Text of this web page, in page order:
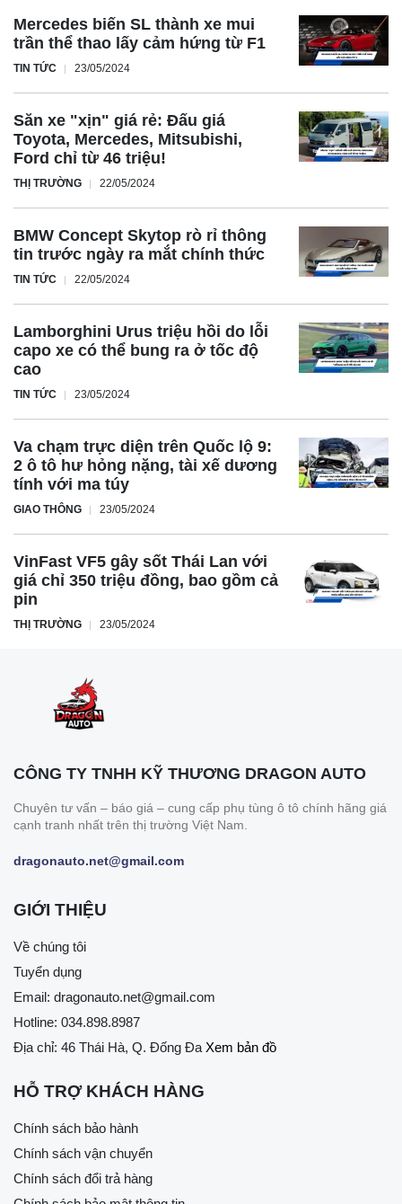
sẽ đẩy mạnh sản xuất nền tảng xe điện tại Trung Quốc
trong tương lai, đồng thời phát triển nền tảng mới với
Porsche.
Bên cạnh thương hiệu con Audi, Volkswagen đã thông báo
về việc ký thỏa thuận mua 4,99% cổ phần của Xpeng với
khoản đầu tư trị giá 700 triệu USD.
Hai doanh nghiệp có kế hoạch cùng phát triển hai mẫu xe
điện mang nhãn hiệu Volkswagen cho thị trường ô tô cỡ
Để không bỏ lỡ bất kỳ thông tin nào! Truy cập
Dragon
Mercedes biến SL thành xe mui
trần thể thao lấy cảm hứng từ F1
TIN TỨC 23/05/2024
Săn xe "xịn" giá rẻ: Đấu giá
Toyota, Mercedes, Mitsubishi,
Ford chỉ từ 46 triệu!
THỊ TRƯỜNG 22/05/2024
BMW Concept Skytop rò rỉ thông
tin trước ngày ra mắt chính thức
TIN TỨC 22/05/2024
Lamborghini Urus triệu hồi do lỗi
capo xe có thể bung ra ở tốc độ
cao
TIN TỨC 23/05/2024
Va chạm trực diện trên Quốc lộ 9:
2 ô tô hư hỏng nặng, tài xế dương
tính với ma túy
GIAO THÔNG 23/05/2024
VinFast VF5 gây sốt Thái Lan với
giá chỉ 350 triệu đồng, bao gồm cả
pin
THỊ TRƯỜNG 23/05/2024
CÔNG TY TNHH KỸ THƯƠNG DRAGON AUTO
Chuyên tư vấn – báo giá – cung cấp phụ tùng ô tô chính hãng giá
cạnh tranh nhất trên thị trường Việt Nam.
dragonauto.net@gmail.com
GIỚI THIỆU
Về chúng tôi
Tuyển dụng
Email: dragonauto.net@gmail.com
Hotline: 034.898.8987
Địa chỉ: 46 Thái Hà, Q. Đống Đa Xem bản đồ
HỖ TRỢ KHÁCH HÀNG
Chính sách bảo hành
Chính sách vận chuyển
Chính sách đổi trả hàng